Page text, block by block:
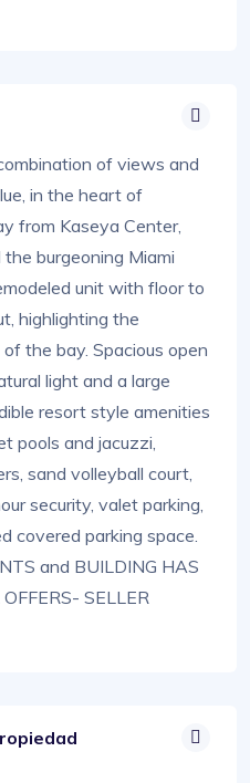
of views and
in the heart of
from Kaseya Center,
the burgeoning Miami
unit with floor to
highlighting the
the bay. Spacious open
light and a large
resort style amenities
pools and jacuzzi,
sand volleyball court,
security, valet parking,
covered parking space.
and BUILDING HAS
SELLER